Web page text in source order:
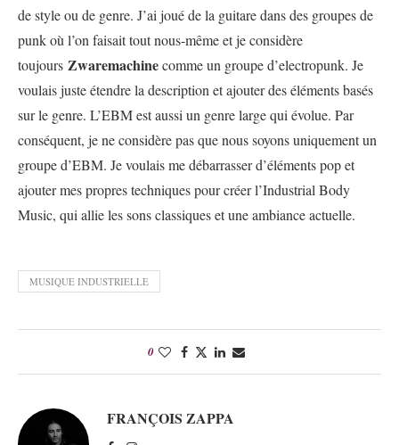
de style ou de genre. J’ai joué de la guitare dans des groupes de
punk où l’on faisait tout nous-même et je considère
toujours Zwaremachinecomme un groupe d’electropunk. Je
voulais juste étendre la description et ajouter des éléments basés
sur le genre. L’EBM est aussi un genre large qui évolue. Par
conséquent, je ne considère pas que nous soyons uniquement un
groupe d’EBM. Je voulais me débarrasser d’éléments pop et
ajouter mes propres techniques pour créer l’Industrial Body
Music, qui allie les sons classiques et une ambiance actuelle.
MUSIQUE INDUSTRIELLE
0
FRANÇOIS ZAPPA